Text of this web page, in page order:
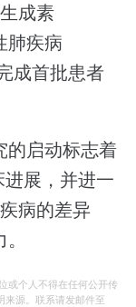
成素
肺疾病
成首批患者
的启动标志着
展，并进一
病的差异
或个人不得在任何公开传
来源。联系请发邮件至